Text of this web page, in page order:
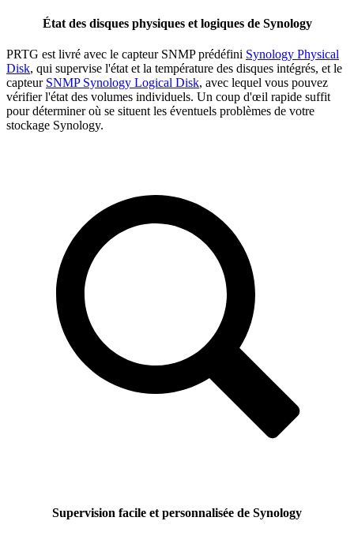
État des disques physiques et logiques de Synology
PRTG est livré avec le capteur SNMP prédéfini Synology Physical
Disk, qui supervise l'état et la température des disques intégrés, et le
capteur SNMP Synology Logical Disk, avec lequel vous pouvez
vérifier l'état des volumes individuels. Un coup d'œil rapide suffit
pour déterminer où se situent les éventuels problèmes de votre
stockage Synology.
Supervision facile et personnalisée de Synology